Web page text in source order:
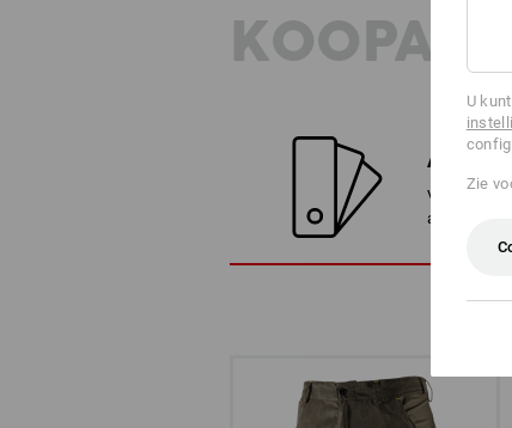
Vergelijk
alternatieven
U
Zie